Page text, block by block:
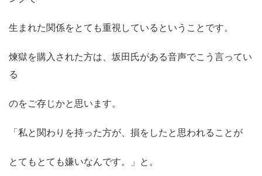
生まれた関係をとても重視しているということです。
煉獄を購入された方は、坂田氏がある音声でこう言ってい
る
のをご存じかと思います。
「私と関わりを持った方が、損をしたと思われることが
とてもとても嫌いなんです。」と。